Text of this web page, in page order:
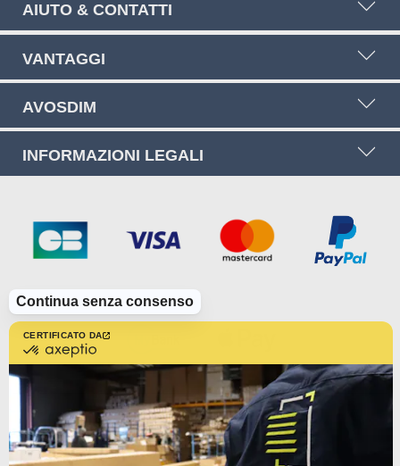
CERTIFICATO DA
-
Scopri
di
più
su
Axeptio
Continua senza consenso
AIUTO & CONTATTI
VANTAGGI
AVOSDIM
INFORMAZIONI LEGALI